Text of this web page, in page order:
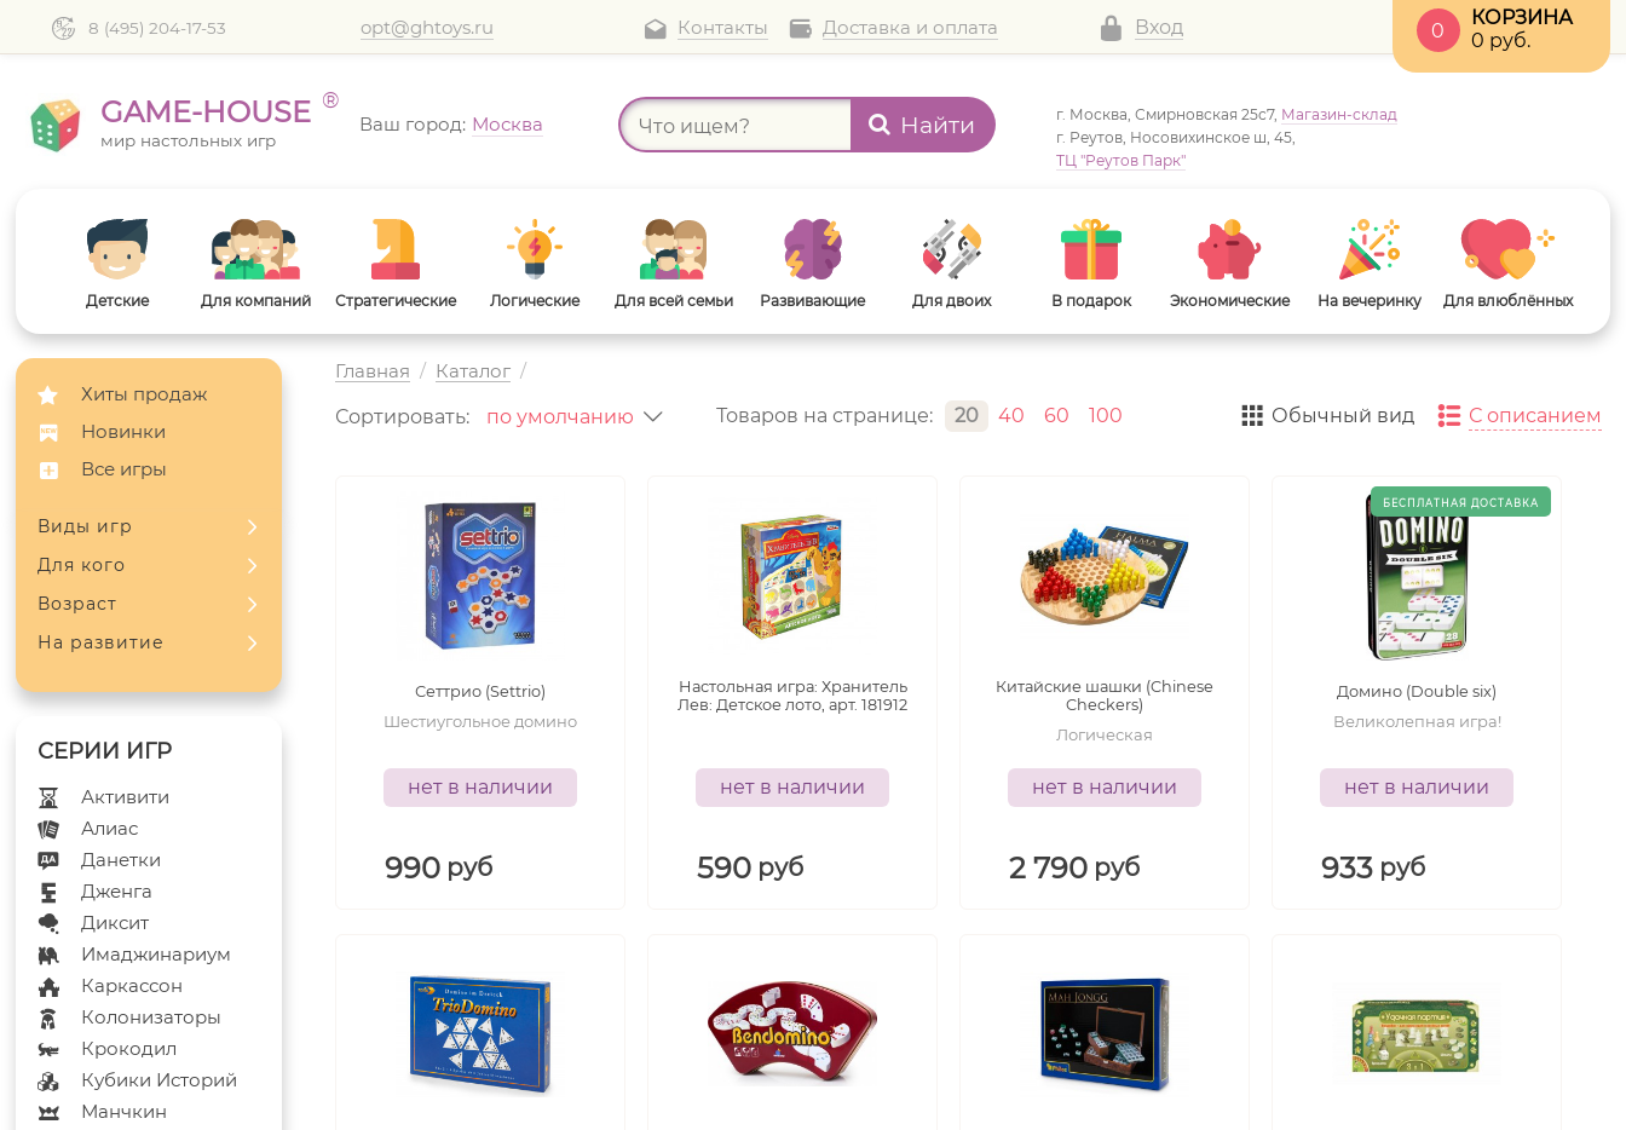
8 (495) 204-17-53 opt@ghtoys.ru Контакты Доставка и оплата Вход
КОРЗИНА
0 руб.
0
GAME-HOUSE ®
мир настольных игр
Ваш город: Москва Найти г. Москва, Смирновская 25с7, Магазин-склад
г. Реутов, Носовихинское ш, 45,
ТЦ "Реутов Парк"
Детские Для компаний Стратегические Логические Для всей семьи Развивающие Для двоих В подарок Экономические На вечеринку Для влюблённых
Хиты продаж
Новинки
Все игры
Виды игр
Для кого
Возраст
На развитие
Активити
Алиас
Данетки
Дженга
Диксит
Имаджинариум
Каркассон
Колонизаторы
Крокодил
Кубики Историй
Манчкин
Главная / Каталог /
Сортировать: Товаров на странице: 20 40 60 100 Обычный вид С описанием
Сеттрио (Settrio)
Шестиугольное домино
нет в наличии
990 руб
Настольная игра: Хранитель
Лев: Детское лото, арт. 181912
нет в наличии
590 руб
Китайские шашки (Chinese
Checkers)
Логическая
нет в наличии
2 790 руб
Домино (Double six)
Великолепная игра!
нет в наличии
933 руб